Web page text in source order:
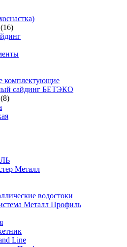
комплектующие
сайдинг БЕТЭКО
Металл
водостоки
Металл Профиль
Line